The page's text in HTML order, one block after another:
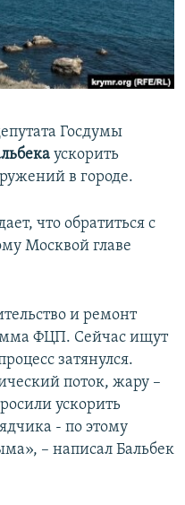
Госдумы
ускорить
в городе.
что обратиться с
Москвой главе
и ремонт
ФЦП. Сейчас ищут
затянулся.
поток, жару –
ускорить
- по этому
– написал Бальбек